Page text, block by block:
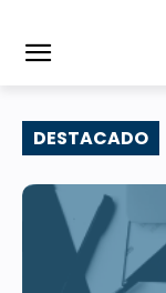
DESTACADO